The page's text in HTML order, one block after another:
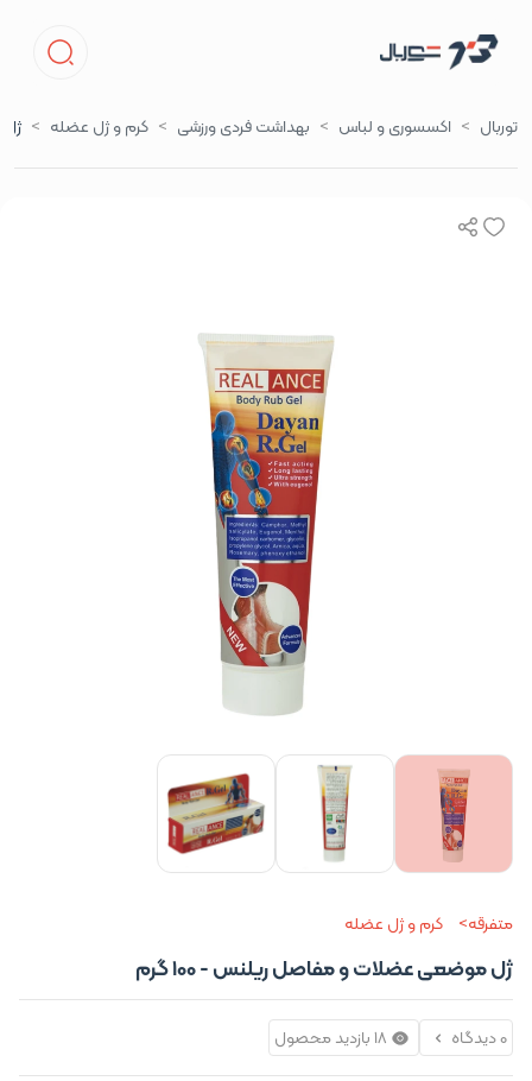
توربال اکسسوری و لباس بهداشت فردی ورزشی کرم و ژل عضله ژل
متفرقه کرم و ژل عضله
ژل موضعی عضلات و مفاصل ریلنس - 100 گرم
0 دیدگاه 18 بازدید محصول